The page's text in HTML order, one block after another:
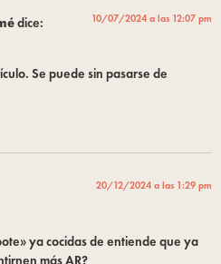
dice: 10/07/2024 a las 12:07 pm
Se puede sin pasarse de
20/12/2024 a las 1:29 pm
ya cocidas de entiende que ya
más AR?